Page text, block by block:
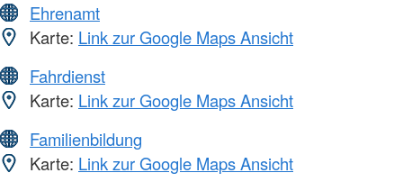
Ehrenamt
Karte: Link zur Google Maps Ansicht
Fahrdienst
Karte: Link zur Google Maps Ansicht
Familienbildung
Karte: Link zur Google Maps Ansicht